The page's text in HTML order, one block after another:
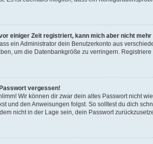
einiger Zeit registriert, kann mich aber nicht mehr
ein Administrator dein Benutzerkonto aus
um die Datenbankgröße zu verringern.
vergessen!
Wir können dir zwar dein altes Passwort nicht
und den Anweisungen folgst. So solltest du dich
nicht in der Lage sein, dein Passwort